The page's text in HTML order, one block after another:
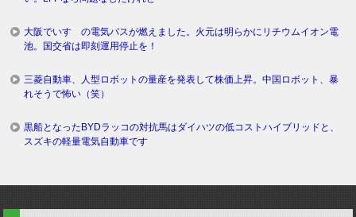
大阪でいすゞの電気バスが燃えました。火元は明らかにリチウムイオン電
池。国交省は即刻運用停止を！
三菱自動車、人型ロボットの量産を発表して株価上昇。中国ロボット、暴
れそうで怖い（笑）
黒船となったBYDラッコの対抗馬はダイハツの低コストハイブリッドと、
スズキの軽量電気自動車です